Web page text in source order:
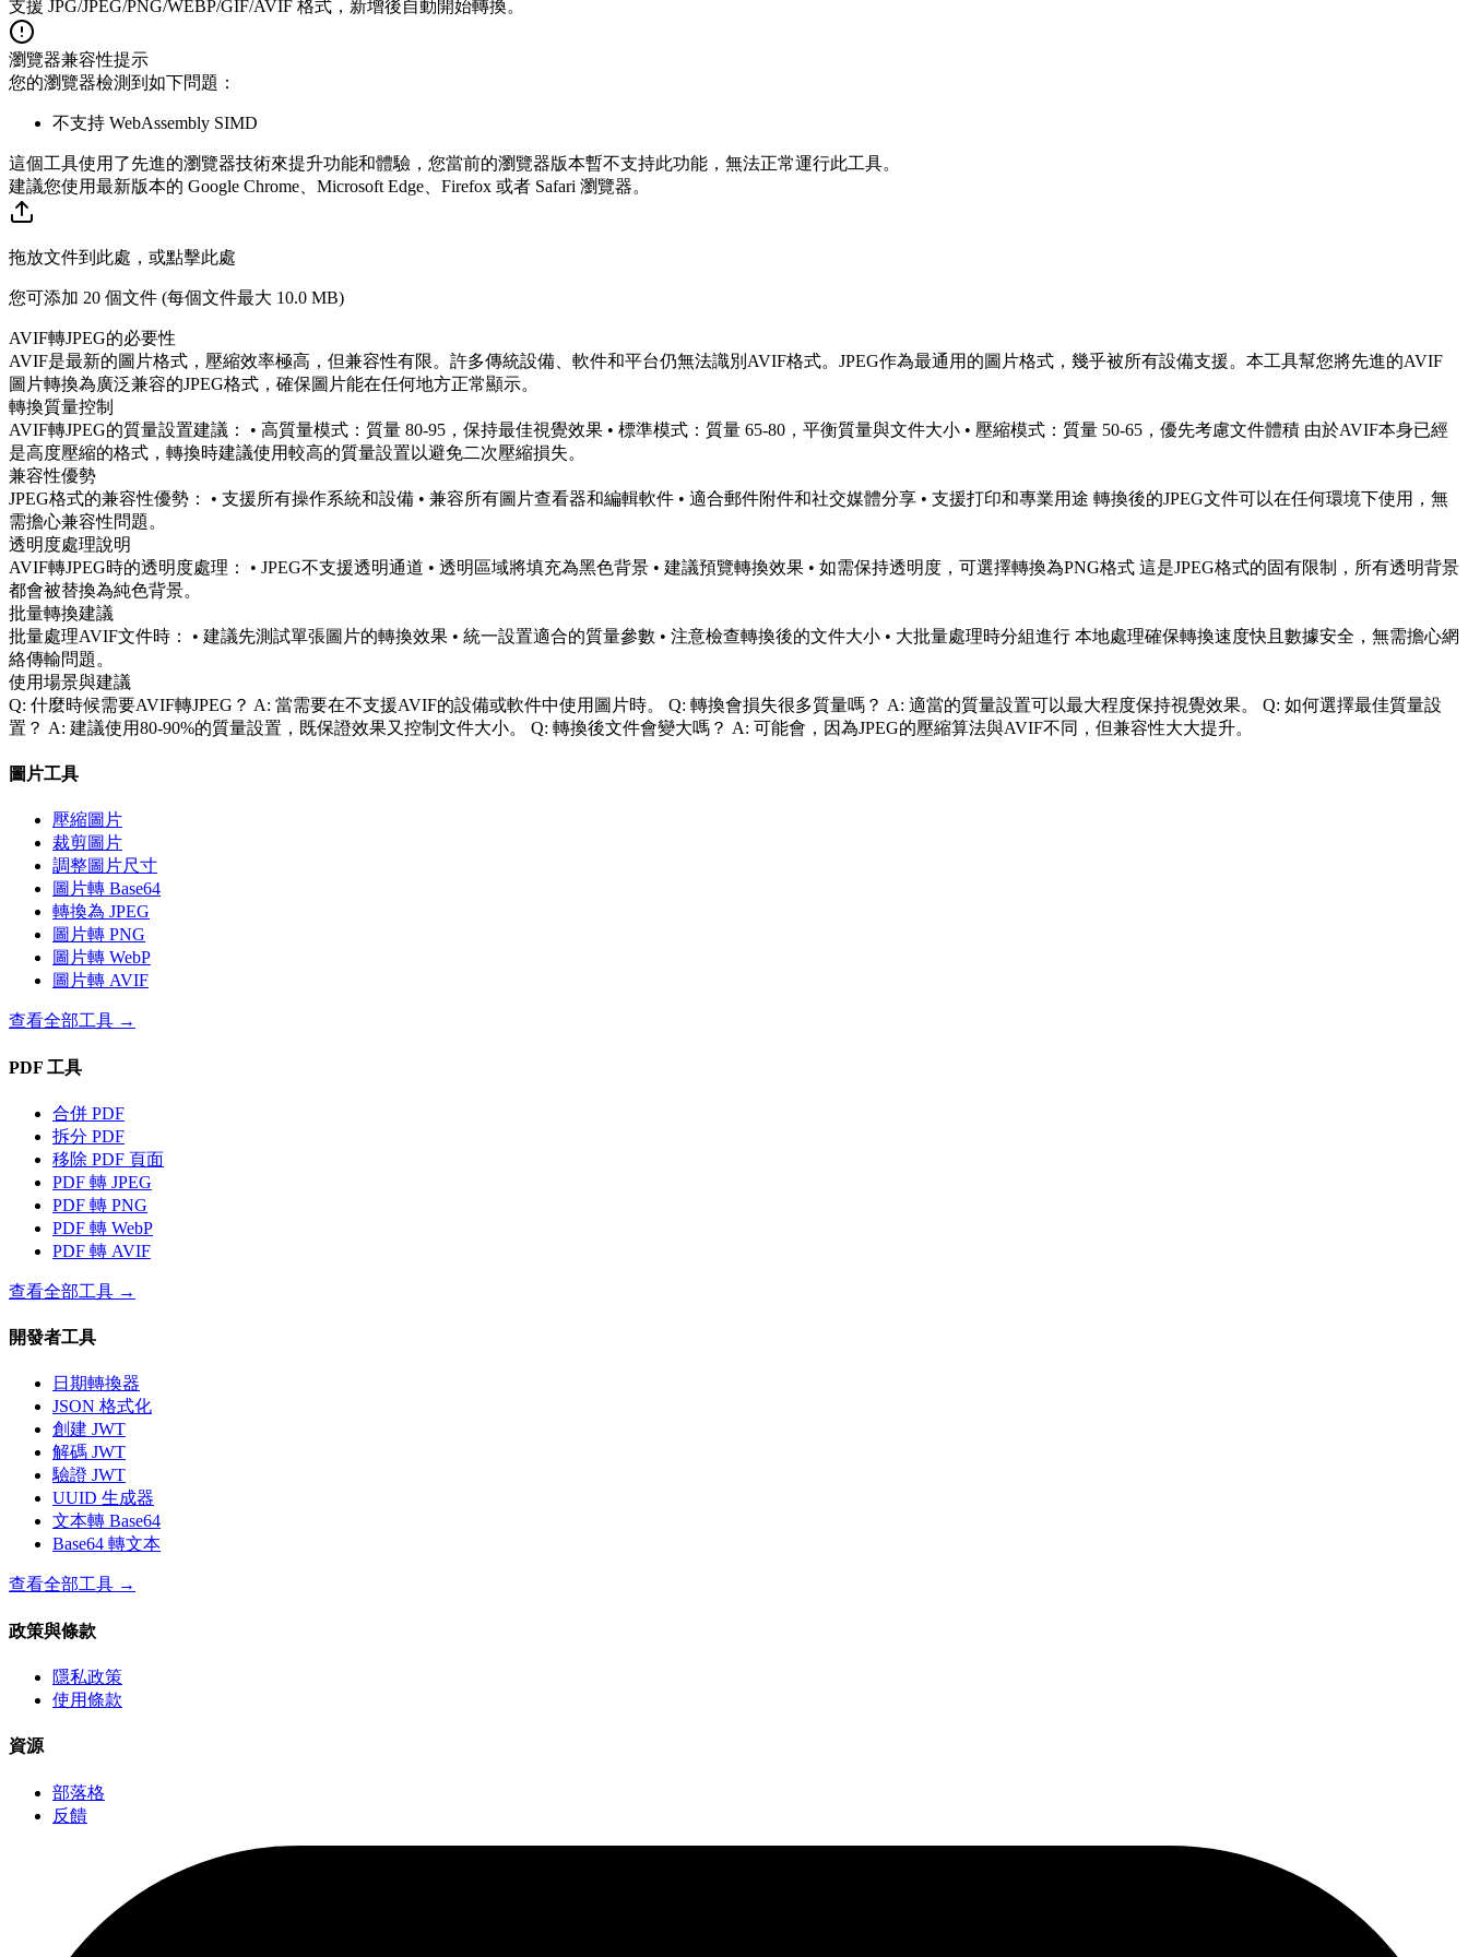
支援 JPG/JPEG/PNG/WEBP/GIF/AVIF 格式，新增後自動開始轉換。
瀏覽器兼容性提示
您的瀏覽器檢測到如下問題：
不支持 WebAssembly SIMD
這個工具使用了先進的瀏覽器技術來提升功能和體驗，您當前的瀏覽器版本暫不支持此功能，無法正常運行此工具。
建議您使用最新版本的 Google Chrome、Microsoft Edge、Firefox 或者 Safari 瀏覽器。
拖放文件到此處，或點擊此處
您可添加 20 個文件 (每個文件最大 10.0 MB)
AVIF轉JPEG的必要性
AVIF是最新的圖片格式，壓縮效率極高，但兼容性有限。許多傳統設備、軟件和平台仍無法識別AVIF格式。JPEG作為最通用的圖片格式，幾乎被所有設備支援。本工具幫您將先進的AVIF
圖片轉換為廣泛兼容的JPEG格式，確保圖片能在任何地方正常顯示。
轉換質量控制
AVIF轉JPEG的質量設置建議： • 高質量模式：質量 80-95，保持最佳視覺效果 • 標準模式：質量 65-80，平衡質量與文件大小 • 壓縮模式：質量 50-65，優先考慮文件體積 由於AVIF本身已經
是高度壓縮的格式，轉換時建議使用較高的質量設置以避免二次壓縮損失。
兼容性優勢
JPEG格式的兼容性優勢： • 支援所有操作系統和設備 • 兼容所有圖片查看器和編輯軟件 • 適合郵件附件和社交媒體分享 • 支援打印和專業用途 轉換後的JPEG文件可以在任何環境下使用，無
需擔心兼容性問題。
透明度處理說明
AVIF轉JPEG時的透明度處理： • JPEG不支援透明通道 • 透明區域將填充為黑色背景 • 建議預覽轉換效果 • 如需保持透明度，可選擇轉換為PNG格式 這是JPEG格式的固有限制，所有透明背景
都會被替換為純色背景。
批量轉換建議
批量處理AVIF文件時： • 建議先測試單張圖片的轉換效果 • 統一設置適合的質量參數 • 注意檢查轉換後的文件大小 • 大批量處理時分組進行 本地處理確保轉換速度快且數據安全，無需擔心網
絡傳輸問題。
使用場景與建議
Q: 什麼時候需要AVIF轉JPEG？ A: 當需要在不支援AVIF的設備或軟件中使用圖片時。 Q: 轉換會損失很多質量嗎？ A: 適當的質量設置可以最大程度保持視覺效果。 Q: 如何選擇最佳質量設
置？ A: 建議使用80-90%的質量設置，既保證效果又控制文件大小。 Q: 轉換後文件會變大嗎？ A: 可能會，因為JPEG的壓縮算法與AVIF不同，但兼容性大大提升。
圖片工具
壓縮圖片
裁剪圖片
調整圖片尺寸
圖片轉 Base64
轉換為 JPEG
圖片轉 PNG
圖片轉 WebP
圖片轉 AVIF
查看全部工具 →
PDF 工具
合併 PDF
拆分 PDF
移除 PDF 頁面
PDF 轉 JPEG
PDF 轉 PNG
PDF 轉 WebP
PDF 轉 AVIF
查看全部工具 →
開發者工具
日期轉換器
JSON 格式化
創建 JWT
解碼 JWT
驗證 JWT
UUID 生成器
文本轉 Base64
Base64 轉文本
查看全部工具 →
政策與條款
隱私政策
使用條款
資源
部落格
反饋